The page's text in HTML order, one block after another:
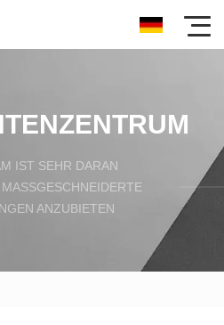
IST SEHR DARAN
B
ANZUBIETEN